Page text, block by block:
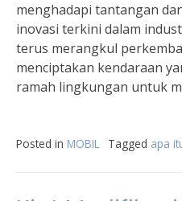
menghadapi tantangan
inovasi terkini dalam
terus merangkul
menciptakan kendaraan
ramah lingkungan untuk
Posted in MOBIL Tagged apa